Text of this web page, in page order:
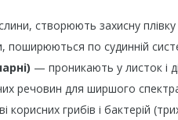
створюють захисну
по судинній
— проникають у листок і
речовин для ширшого спектра
корисних грибів і бактерій